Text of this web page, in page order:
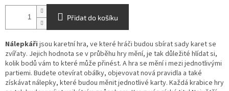
Přidat do košíku
Nálepkáři jsou karetní hra, ve které hráči budou sbírat sady karet se
zvířaty. Jejich hodnota se v průběhu hry mění, je tak důležité hlídat si,
kolik bodů vám to které může přinést. A hra se mění i mezi jednotlivými
partiemi. Budete otevírat obálky, objevovat nová pravidla a také
získávat nálepky, které budou měnit jednotlivé karty. Každá krabice hry